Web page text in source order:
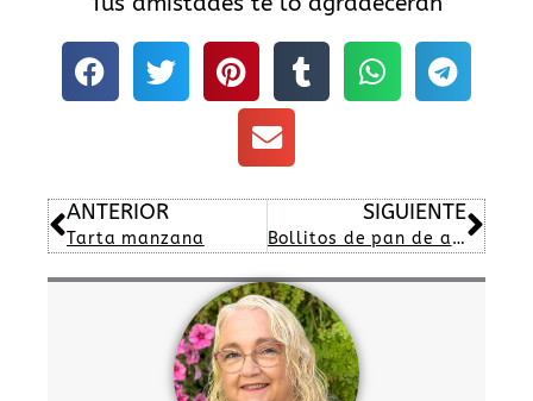
Ant
ANTERIOR
Tarta manzana
SIGUIENTE
Bollitos de pan de ajo